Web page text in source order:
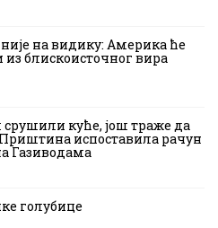
на видику: Америка ће
из блискоисточног вира
куће, још траже да
испоставила рачун
Газиводама
голубице